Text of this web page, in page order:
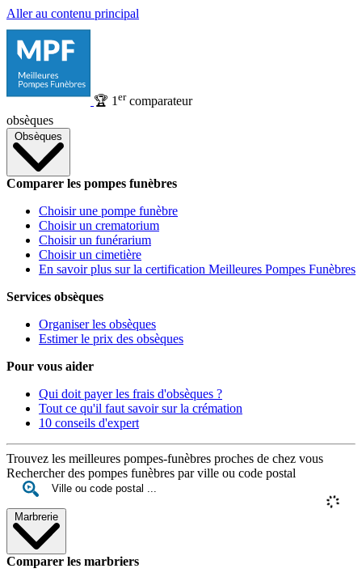
Aller au contenu principal
🏆 1 ercomparateur
obsèques
Obsèques
Comparer les pompes funèbres
Choisir une pompe funèbre
Choisir un crematorium
Choisir un funérarium
Choisir un cimetière
En savoir plus sur la certification Meilleures Pompes Funèbres
Services obsèques
Organiser les obsèques
Estimer le prix des obsèques
Pour vous aider
Qui doit payer les frais d'obsèques ?
Tout ce qu'il faut savoir sur la crémation
10 conseils d'expert
Trouvez les meilleures pompes-funèbres proches de chez vous
Rechercher des pompes funèbres par ville ou code postal
Marbrerie
Comparer les marbriers